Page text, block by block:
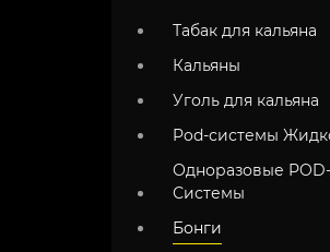
Табак для кальяна
Кальяны
Уголь для кальяна
Pod-системы
Одноразовые POD-
Системы
Бонги